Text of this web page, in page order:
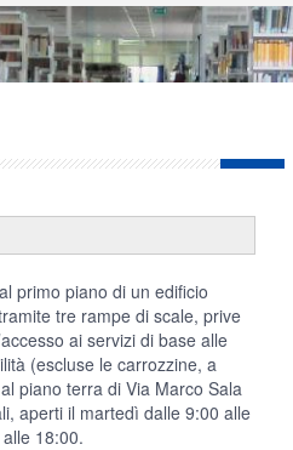
primo piano di un edificio
tre rampe di scale, prive
ai servizi di base alle
(escluse le carrozzine, a
piano terra di Via Marco Sala
aperti il martedì dalle 9:00 alle
18:00.